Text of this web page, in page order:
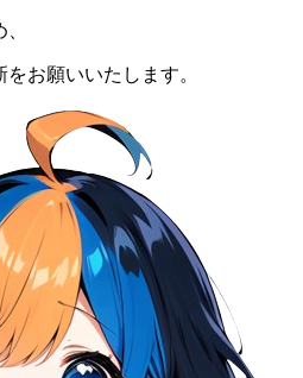
お願いいたします。